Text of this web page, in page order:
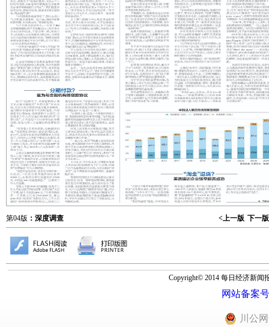
第04版 ：深度调查 下一
<上一版
Copyright© 2014 每日经济新
网站备案
川公